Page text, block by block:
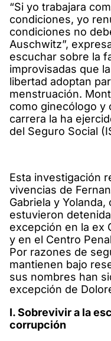
“Si yo trabajara
condiciones, yo
condiciones no
Auschwitz”,
escuchar sobre la
improvisadas que
libertad adoptan
menstruación.
como ginecólogo y
carrera la ha
del Seguro Social
Esta investigación
vivencias de
Gabriela y
estuvieron
excepción en la ex
y en el Centro
Por razones de
mantienen bajo
sus nombres han
excepción de
I. Sobrevivir a la
corrupción